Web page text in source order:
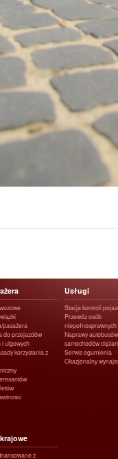
pasażera
do przejazdów
i ulgowych
korzystania z
Usługi
Stacja kontroli
Przewóz osób
niepełnosprawnych
Naprawy
samochodów
Serwis ogumienia
Okazjonalny
z